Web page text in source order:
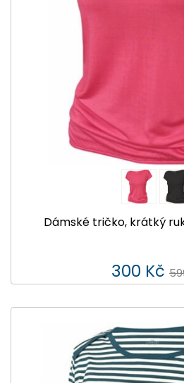
Dámské tričko, krátký
300 Kč